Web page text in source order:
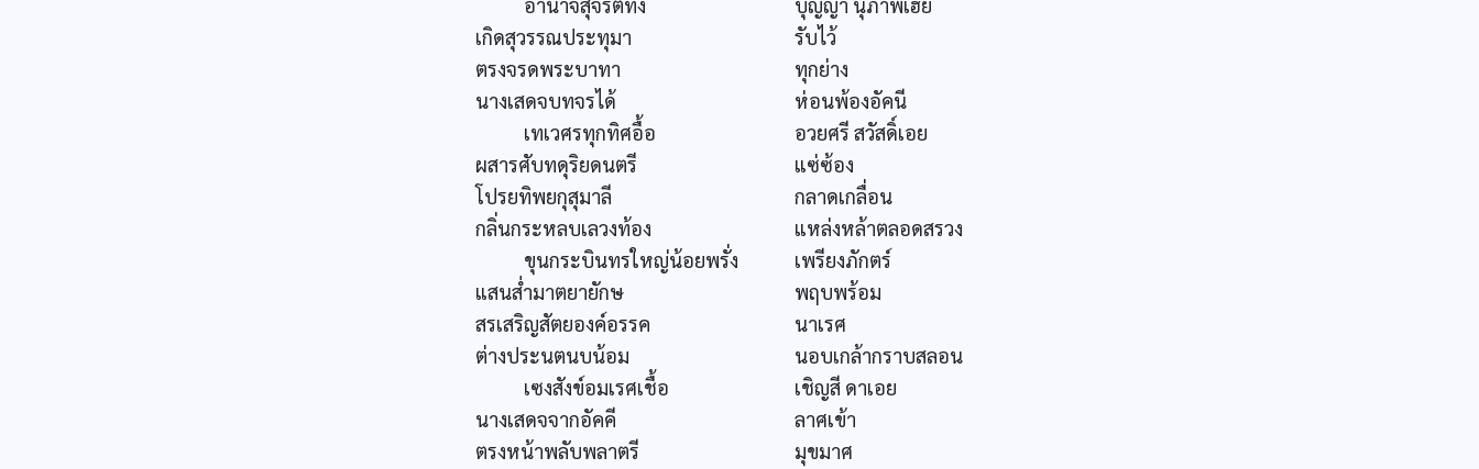
เกิดสุวรรณประทุมา
รับไว้
ตรงจรดพระบาทา
ทุกย่าง
นางเสดจบทจรได้
ห่อนพ้องอัคนี
เทเวศรทุกทิศอื้อ
อวยศรี สวัสดิ์เอย
ผสารศับทดุริยดนตรี
แซ่ซ้อง
โปรยทิพยกุสุมาลี
กลาดเกลื่อน
กลิ่นกระหลบเลวงท้อง
แหล่งหล้าตลอดสรวง
ขุนกระบินทรใหญ่น้อยพรั่ง
เพรียงภักตร์
แสนส่ำมาตยายักษ
พฤบพร้อม
สรเสริญสัตยองค์อรรค
นาเรศ
ต่างประนตนบน้อม
นอบเกล้ากราบสลอน
เซงสังข์อมเรศเชื้อ
เชิญสี ดาเอย
นางเสดจจากอัคคี
ลาศเข้า
ตรงหน้าพลับพลาตรี
มุขมาศ